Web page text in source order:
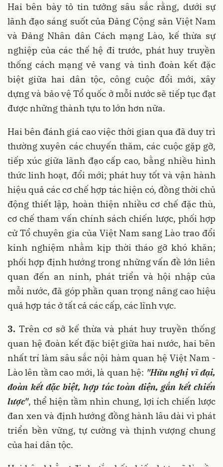
Hai bên bày tỏ tin tưởng sâu sắc rằng, dưới sự
lãnh đạo sáng suốt của Đảng Cộng sản Việt Nam
và Đảng Nhân dân Cách mạng Lào, kế thừa sự
nghiệp của các thế hệ đi trước, phát huy truyền
thống cách mạng vẻ vang và tình đoàn kết đặc
biệt giữa hai dân tộc, công cuộc đổi mới, xây
dựng và bảo vệ Tổ quốc ở mỗi nước sẽ tiếp tục đạt
được những thành tựu to lớn hơn nữa.
Hai bên đánh giá cao việc thời gian qua đã duy trì
thường xuyên các chuyến thăm, các cuộc gặp gỡ,
tiếp xúc giữa lãnh đạo cấp cao, bằng nhiều hình
thức linh hoạt, đổi mới; phát huy tốt và vận hành
hiệu quả các cơ chế hợp tác hiện có, đồng thời chủ
động thiết lập, hoàn thiện nhiều cơ chế đặc thù,
cơ chế tham vấn chính sách chiến lược, phối hợp
cử Tổ chuyên gia của Việt Nam sang Lào trao đổi
kinh nghiệm nhằm kịp thời tháo gỡ khó khăn;
phối hợp định hướng trong những vấn đề lớn liên
quan đến an ninh, phát triển và hội nhập của
mỗi nước, đã góp phần quan trọng nâng cao hiệu
quả hợp tác ở tất cả các cấp, các lĩnh vực.
3. Trên cơ sở kế thừa và phát huy truyền thống
quan hệ đoàn kết đặc biệt giữa hai nước, hai bên
nhất trí làm sâu sắc nội hàm quan hệ Việt Nam -
Lào lên tầm cao mới, là quan hệ: "Hữu nghị vĩ đại,
đoàn kết đặc biệt, hợp tác toàn diện, gắn kết chiến
lược", thể hiện tầm nhìn chung, lợi ích chiến lược
đan xen và định hướng đồng hành lâu dài vì phát
triển bền vững, tự cường và thịnh vượng chung
của hai dân tộc.